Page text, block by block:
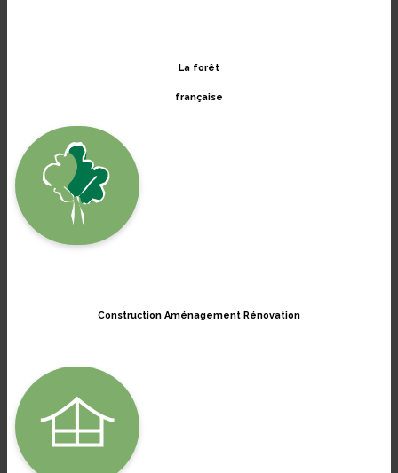
La forêt
française
Construction Aménagement Rénovation